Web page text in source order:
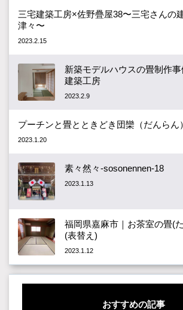
三宅建築工房×佐野疊屋38〜三宅さんの
津々〜
2023.2.15
新築モデルハウスの畳制作
建築工房
2023.2.9
プーチンと畳とときどき団欒（だんらん）
2023.1.20
素々然々-sosonennen-18
2023.1.13
福岡県嘉麻市｜お茶室の畳(
(表替え)
2023.1.12
おすすめの記事